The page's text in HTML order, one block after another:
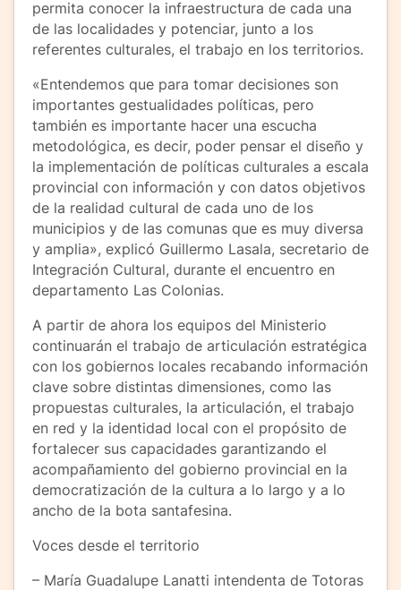
permita conocer la infraestructura de cada una
de las localidades y potenciar, junto a los
referentes culturales, el trabajo en los territorios.
«Entendemos que para tomar decisiones son
importantes gestualidades políticas, pero
también es importante hacer una escucha
metodológica, es decir, poder pensar el diseño y
la implementación de políticas culturales a escala
provincial con información y con datos objetivos
de la realidad cultural de cada uno de los
municipios y de las comunas que es muy diversa
y amplia», explicó Guillermo Lasala, secretario de
Integración Cultural, durante el encuentro en
departamento Las Colonias.
A partir de ahora los equipos del Ministerio
continuarán el trabajo de articulación estratégica
con los gobiernos locales recabando información
clave sobre distintas dimensiones, como las
propuestas culturales, la articulación, el trabajo
en red y la identidad local con el propósito de
fortalecer sus capacidades garantizando el
acompañamiento del gobierno provincial en la
democratización de la cultura a lo largo y a lo
ancho de la bota santafesina.
Voces desde el territorio
– María Guadalupe Lanatti intendenta de Totoras